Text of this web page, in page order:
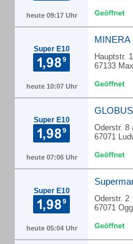
heute 09:17 Uhr
Super E10
heute 10:07 Uhr
MINERA
Hauptstr.
67133
Super E10
heute 07:06 Uhr
Oderstr. 8
67071
Super E10
heute 05:04 Uhr
Oderstr. 2
67071